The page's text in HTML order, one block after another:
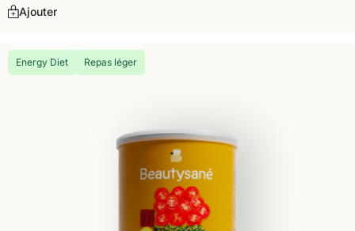
Ajouter
Energy Diet Repas léger